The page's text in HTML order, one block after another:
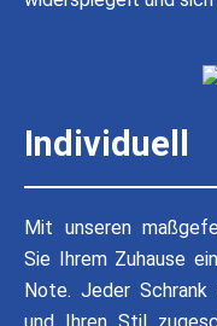
Individuell
Mit unseren
Sie Ihrem Zuhause
Note. Jeder